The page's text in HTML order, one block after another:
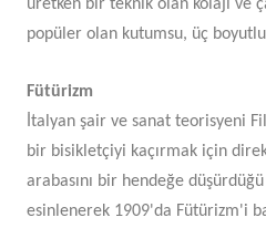
üretken bir teknik olan kolajı ve
popüler olan kutumsu, üç
Fütürizm
İtalyan şair ve sanat teorisyeni
bir bisikletçiyi kaçırmak için
arabasını bir hendeğe
esinlenerek 1909'da Fütürizm'i